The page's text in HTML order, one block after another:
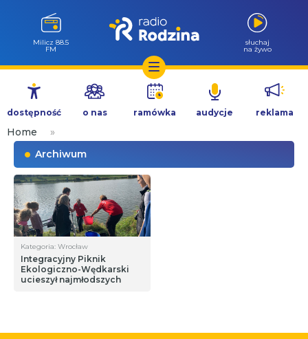
Przejdź
treści
Milicz 88.5
FM
słuchaj
na żywo
dostępność o nas ramówka audycje reklama
Home
»
Archiwum
Kategoria: Wrocław
Integracyjny Piknik
Ekologiczno-Wędkarski
ucieszył najmłodszych